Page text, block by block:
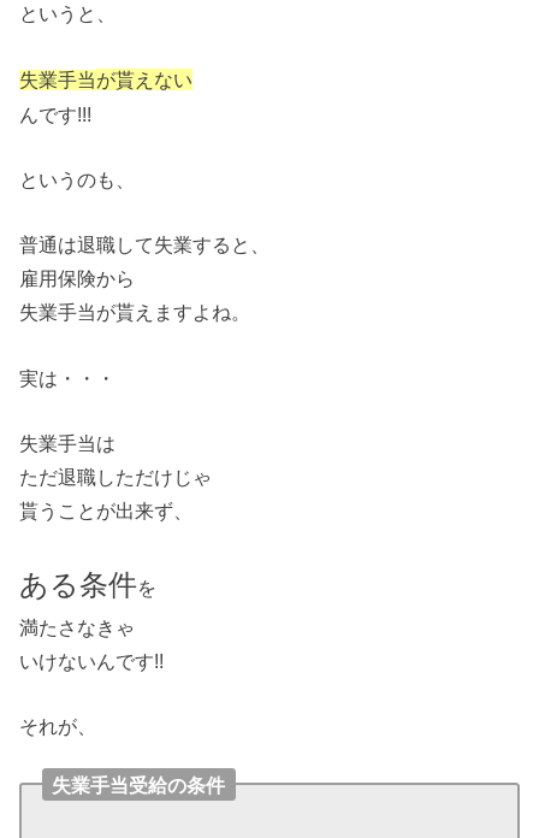
というと、
失業手当が貰えない
んです!!!
というのも、
普通は退職して失業すると、
雇用保険から
失業手当が貰えますよね。
実は・・・
失業手当は
ただ退職しただけじゃ
貰うことが出来ず、
ある条件を
満たさなきゃ
いけないんです!!
それが、
失業手当受給の条件